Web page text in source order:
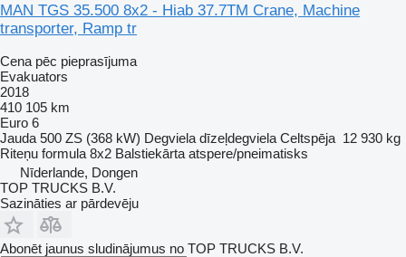
MAN TGS 35.500 8x2 - Hiab 37.7TM Crane, Machine
transporter, Ramp tr
Cena pēc pieprasījuma
Evakuators
2018
410 105 km
Euro 6
Jauda 500 ZS (368 kW) Degviela dīzeļdegviela Celtspēja 12 930 kg
Riteņu formula 8x2 Balstiekārta atspere/pneimatisks
Nīderlande, Dongen
TOP TRUCKS B.V.
Sazināties ar pārdevēju
Abonēt jaunus sludinājumus no TOP TRUCKS B.V.